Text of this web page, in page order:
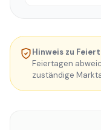
Hinweis zu
Feiertagen
zuständige